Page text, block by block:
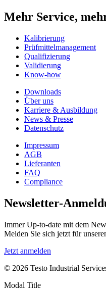
Mehr Service,
Kalibrierung
Prüfmittelmanagement
Qualifizierung
Validierung
Know-how
Downloads
Über uns
Karriere & Ausbildung
News & Presse
Datenschutz
Impressum
AGB
Lieferanten
FAQ
Compliance
Newsletter-
Immer Up-to-date mit dem
Melden Sie sich jetzt für
Jetzt anmelden
© 2026 Testo Industrial
Modal Title